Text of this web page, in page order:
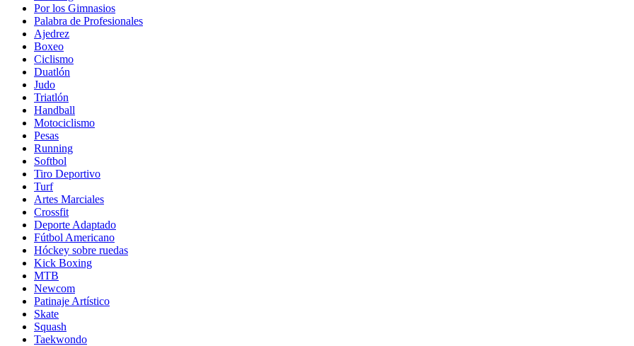
Por los Gimnasios
Palabra de Profesionales
Ajedrez
Boxeo
Ciclismo
Duatlón
Judo
Triatlón
Handball
Motociclismo
Pesas
Running
Softbol
Tiro Deportivo
Turf
Artes Marciales
Crossfit
Deporte Adaptado
Fútbol Americano
Hóckey sobre ruedas
Kick Boxing
MTB
Newcom
Patinaje Artístico
Skate
Squash
Taekwondo